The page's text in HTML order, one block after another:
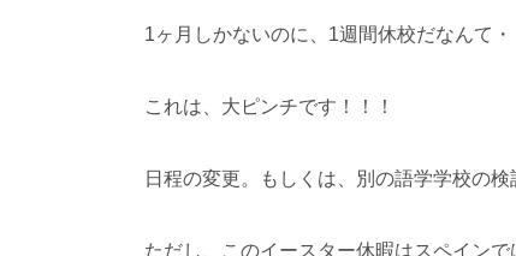
1ヶ月しかないのに、1週間休校だなんて・
これは、大ピンチです！！！
日程の変更。もしくは、別の語学学校の
ただし、このイースター休暇はスペインで